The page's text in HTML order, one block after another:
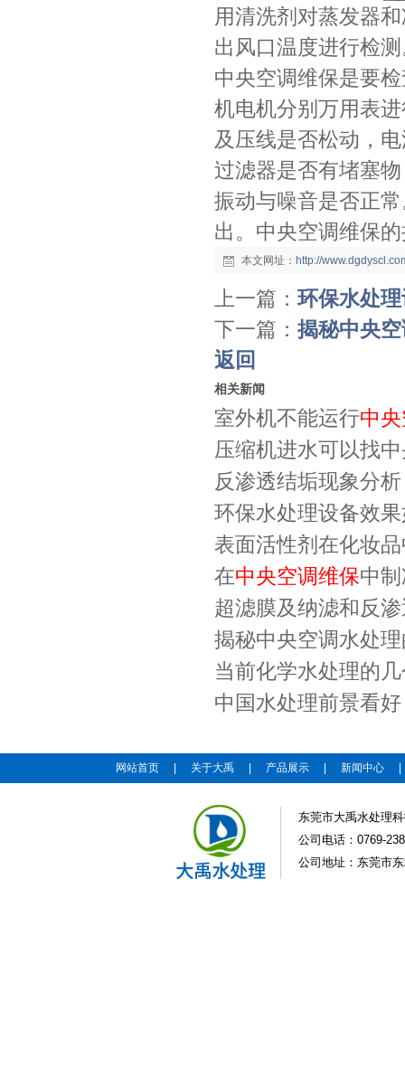
用清洗剂对蒸发器
出风口温度进行检
中央空调维保是要
机电机分别万用表
及压线是否松动，
过滤器是否有堵塞
振动与噪音是否正
出。中央空调维保
本文网址： http://
上一篇：环保水处
下一篇： 揭秘中央
返回
相关新闻
室外机不能运行中
压缩机进水可以找
反渗透结垢现象分析
环保水处理设备效
表面活性剂在化妆
在中央空调维保中
超滤膜及纳滤和反
揭秘中央空调水处
当前化学水处理的
中国水处理前景看好
网站首页 关于大禹 产品展示 新闻中心
东莞市大禹水处理
公司电话：0769-
公司地址：东莞市